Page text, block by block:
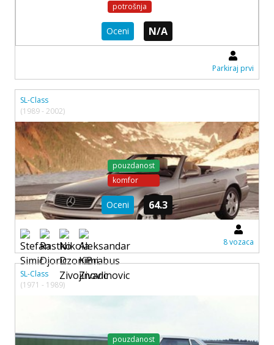
potrošnja
Oceni N/A
Parkiraj prvi
SL-Class
(1989 - 2002)
pouzdanost
komfor
Oceni 64.3
8 vozaca
SL-Class
(1971 - 1989)
pouzdanost